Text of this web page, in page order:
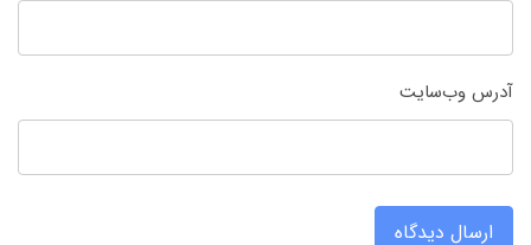
آدرس وب‌سایت
ارسال دیدگاه